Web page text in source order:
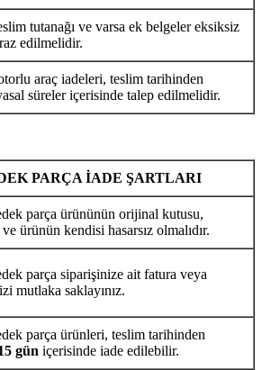
tutanağı ve varsa ek belgeler eksiksiz
edilmelidir.
araç iadeleri, teslim tarihinden
süreler içerisinde talep edilmelidir.
PARÇA İADE ŞARTLARI
parça ürününün orijinal kutusu,
ürünün kendisi hasarsız olmalıdır.
parça siparişinize ait fatura veya
mutlaka saklayınız.
parça ürünleri, teslim tarihinden
gün içerisinde iade edilebilir.